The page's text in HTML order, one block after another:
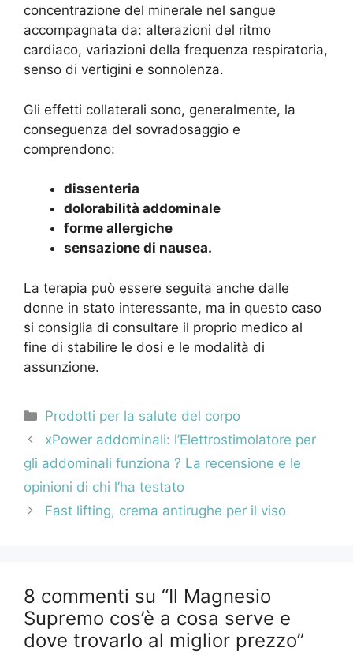
concentrazione del minerale nel sangue
accompagnata da: alterazioni del ritmo
cardiaco, variazioni della frequenza respiratoria,
senso di vertigini e sonnolenza.
Gli effetti collaterali sono, generalmente, la
conseguenza del sovradosaggio e
comprendono:
dissenteria
dolorabilità addominale
forme allergiche
sensazione di nausea.
La terapia può essere seguita anche dalle
donne in stato interessante, ma in questo caso
si consiglia di consultare il proprio medico al
fine di stabilire le dosi e le modalità di
assunzione.
Categorie
Prodotti per la salute del corpo
Navigazione
articolo
xPower addominali: l’Elettrostimolatore per
gli addominali funziona ? La recensione e le
opinioni di chi l’ha testato
Fast lifting, crema antirughe per il viso
8 commenti su “Il Magnesio
Supremo cos’è a cosa serve e
dove trovarlo al miglior prezzo”